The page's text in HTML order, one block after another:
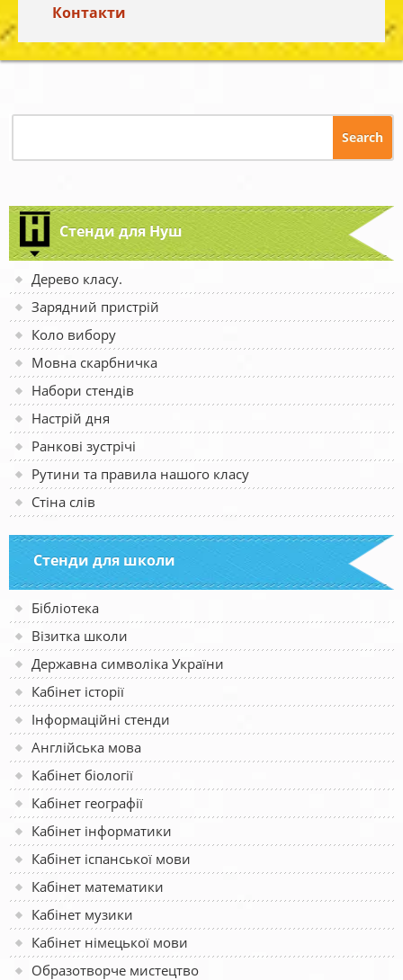
Контакти
Стенди для Нуш
Дерево класу.
Зарядний пристрій
Коло вибору
Мовна скарбничка
Набори стендів
Настрій дня
Ранкові зустрічі
Рутини та правила нашого класу
Стіна слів
Стенди для школи
Бібліотека
Візитка школи
Державна символіка України
Кабінет історії
Інформаційні стенди
Англійська мова
Кабінет біології
Кабінет географії
Кабінет інформатики
Кабінет іспанської мови
Кабінет математики
Кабінет музики
Кабінет німецької мови
Образотворче мистецтво